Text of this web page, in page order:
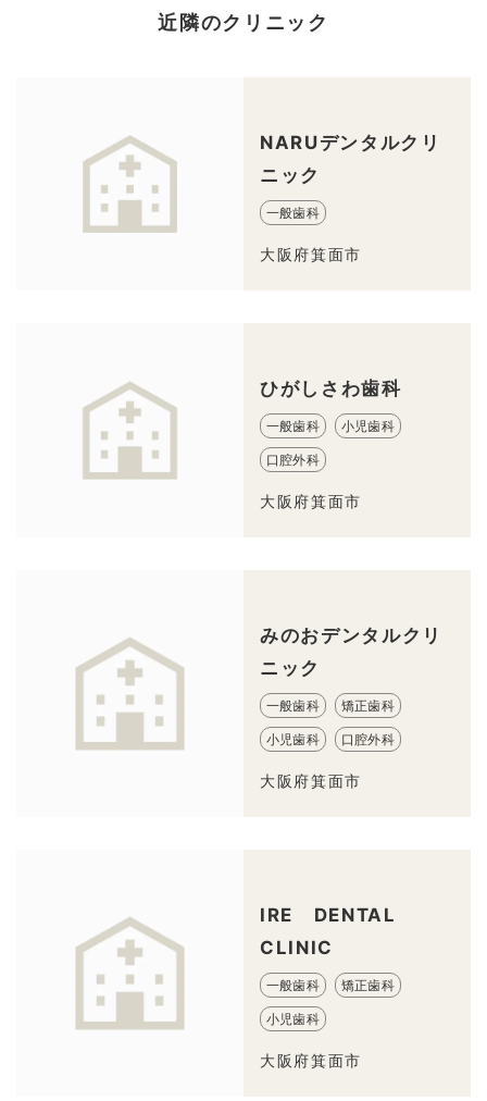
近隣のクリニック
NARUデンタルクリ
ニック
一般歯科
大阪府箕面市
ひがしさわ歯科
一般歯科 小児歯科
口腔外科
大阪府箕面市
みのおデンタルクリ
ニック
一般歯科 矯正歯科
小児歯科 口腔外科
大阪府箕面市
IRE DENTAL
CLINIC
一般歯科 矯正歯科
小児歯科
大阪府箕面市